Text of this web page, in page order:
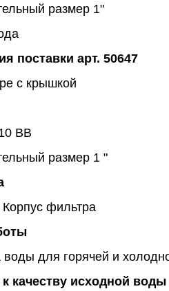
размер 1"
поставки арт. 50647
с крышкой
BB
размер 1 "
Корпус фильтра
воды для горячей и
качеству исходной воды